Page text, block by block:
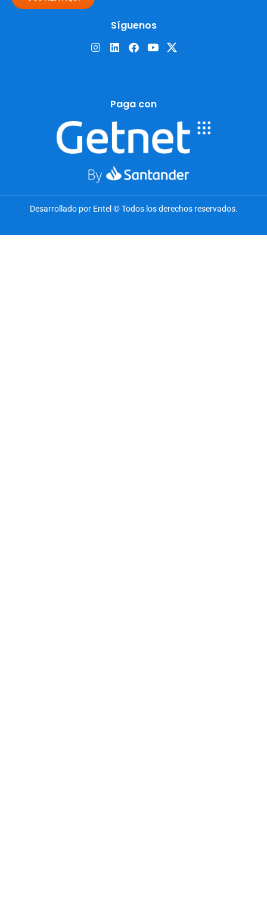
Síguenos
Paga con
Desarrollado por Entel © Todos los derechos reservados.